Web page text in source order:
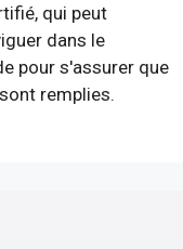
qui peut
dans le
pour s'assurer que
remplies.